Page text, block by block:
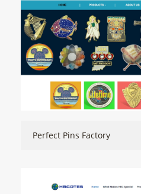
Perfect Pins Factory